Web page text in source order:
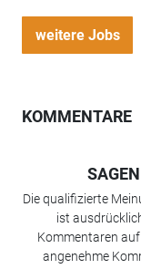
weitere Jobs
KOMMENTARE
Die qualifizierte
ist
Kommentaren
angenehme